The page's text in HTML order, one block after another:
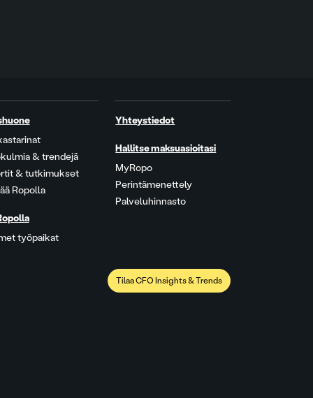
& trendejä
& tutkimukset
Ropolla
työpaikat
Yhteystiedot
Hallitse maksuasioitasi
MyRopo
Perintämenettely
Palveluhinnasto
Tilaa CFO Insights & Trends